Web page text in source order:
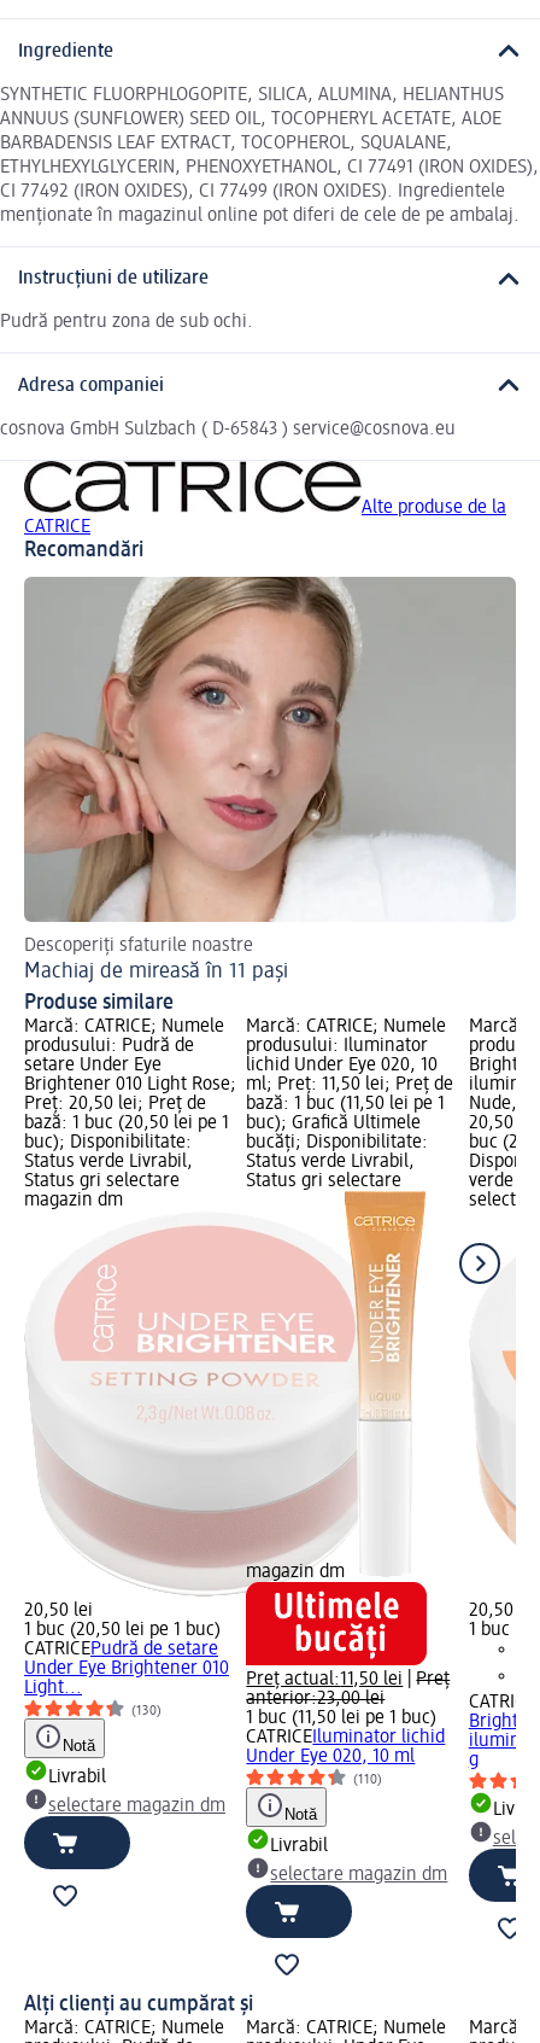
Ingrediente
SYNTHETIC FLUORPHLOGOPITE, SILICA, ALUMINA, HELIANTHUS
ANNUUS (SUNFLOWER) SEED OIL, TOCOPHERYL ACETATE, ALOE
BARBADENSIS LEAF EXTRACT, TOCOPHEROL, SQUALANE,
ETHYLHEXYLGLYCERIN, PHENOXYETHANOL, CI 77491 (IRON OXIDES),
CI 77492 (IRON OXIDES), CI 77499 (IRON OXIDES). Ingredientele
menționate în magazinul online pot diferi de cele de pe ambalaj.
Instrucțiuni de utilizare
Pudră pentru zona de sub ochi.
Adresa companiei
cosnova GmbH Sulzbach ( D-65843 ) service@cosnova.eu
Alte produse de la
CATRICE
Recomandări
Descoperiți sfaturile noastre
Machiaj de mireasă în 11 pași
Produse similare
Marcă: CATRICE; Numele
produsului: Pudră de
setare Under Eye
Brightener 010 Light Rose;
Preț: 20,50 lei; Preț de
bază: 1 buc (20,50 lei pe 1
buc); Disponibilitate:
Status verde Livrabil,
Status gri selectare
magazin dm
20,50 lei
1 buc (20,50 lei pe 1 buc)
CATRICEPudră de setare
Under Eye Brightener 010
Light...
(130)
Notă
Livrabil
selectare magazin dm
Marcă: CATRICE; Numele
produsului: Iluminator
lichid Under Eye 020, 10
ml; Preț: 11,50 lei; Preț de
bază: 1 buc (11,50 lei pe 1
buc); Grafică Ultimele
bucăți; Disponibilitate:
Status verde Livrabil,
Status gri selectare
magazin dm
Preț actual:11,50 lei |Preț
anterior:23,00 lei
1 buc (11,50 lei pe 1 buc)
CATRICEIluminator lichid
Under Eye 020, 10 ml
(110)
Notă
Livrabil
selectare magazin dm
Marcă:
Nude,
20,50
buc
verde
20,50 lei
1 buc
CATRICE
g
Alți clienți au cumpărat și
Marcă: CATRICE; Numele
Marcă: CATRICE; Numele
Marcă: